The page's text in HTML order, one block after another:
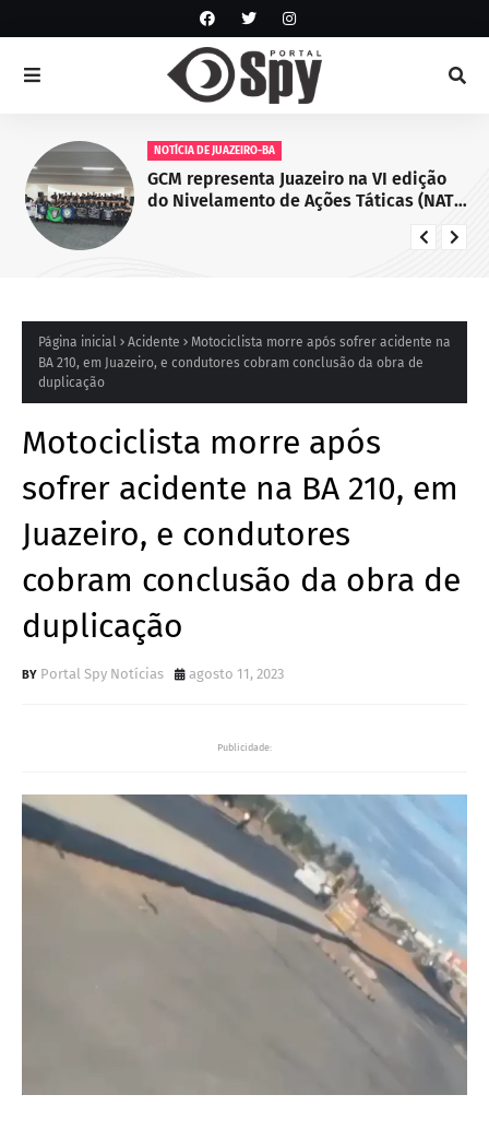
NOTÍCIA DE JUAZEIRO-BA
GCM representa Juazeiro na VI edição
do Nivelamento de Ações Táticas (NAT-
Página inicial Acidente
Motociclista morre após sofrer acidente na
BA 210, em Juazeiro, e condutores cobram conclusão da obra de
duplicação
Motociclista morre após
sofrer acidente na BA 210, em
Juazeiro, e condutores
cobram conclusão da obra de
duplicação
Portal Spy Notícias agosto 11, 2023
Publicidade: